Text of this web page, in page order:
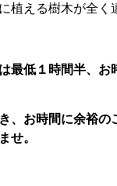
植える樹木が全く
最低１時間半、お
、お時間に余裕の
せ。